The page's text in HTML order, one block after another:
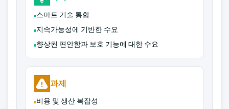
스마트 기술 통합
지속가능성에 기반한 수요
향상된 편안함과 보호 기능에 대한 수요
과제
비용 및 생산 복잡성